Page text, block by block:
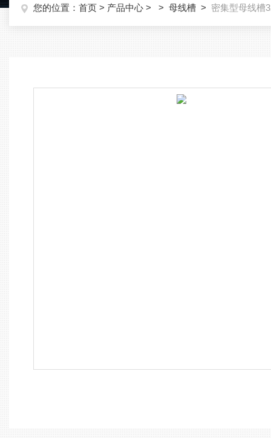
您的位置： 首页 > 产品中心 > > 母线槽 > 密集型母线槽